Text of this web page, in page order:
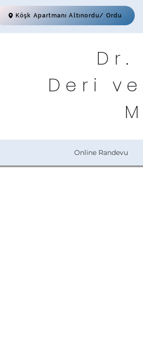
Köşk Apartmanı Altınordu/ Ordu
Dr.
Deri
Online Randevu